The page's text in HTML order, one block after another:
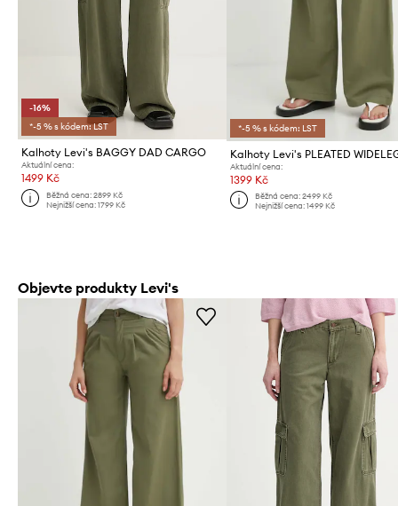
-16%
*-5 % s kódem: LST
Kalhoty Levi's BAGGY DAD CARGO
Aktuální cena:
1499 Kč
Běžná cena:2899 Kč
Nejnižší cena:1799 Kč
*-5 % s kódem: LST
Kalhoty Levi's PLEATED
Aktuální cena:
1399 Kč
Běžná cena: 2499 Kč
Nejnižší cena: 1499 Kč
Objevte produkty Levi's